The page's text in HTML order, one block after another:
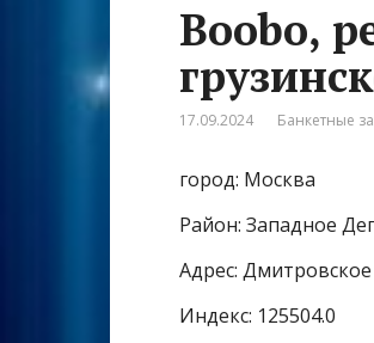
Boobo,
17.09.2024 Банкетные
город: Москва
Район: Западное
Адрес: Дмитровское
Индекс: 125504.0